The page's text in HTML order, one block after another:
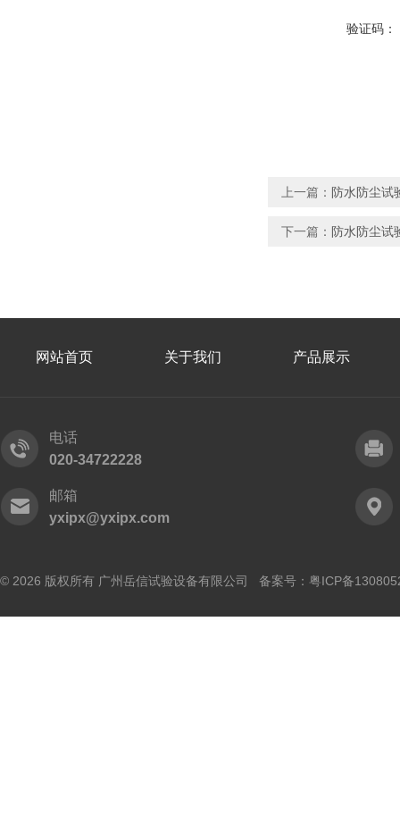
验证码：
上一篇： 防水防尘试
下一篇： 防水防尘试
网站首页 关于我们 产品展示
电话
020-34722228
邮箱
yxipx@yxipx.com
© 2026 版权所有 广州岳信试验设备有限公司 备案号： 粤ICP备